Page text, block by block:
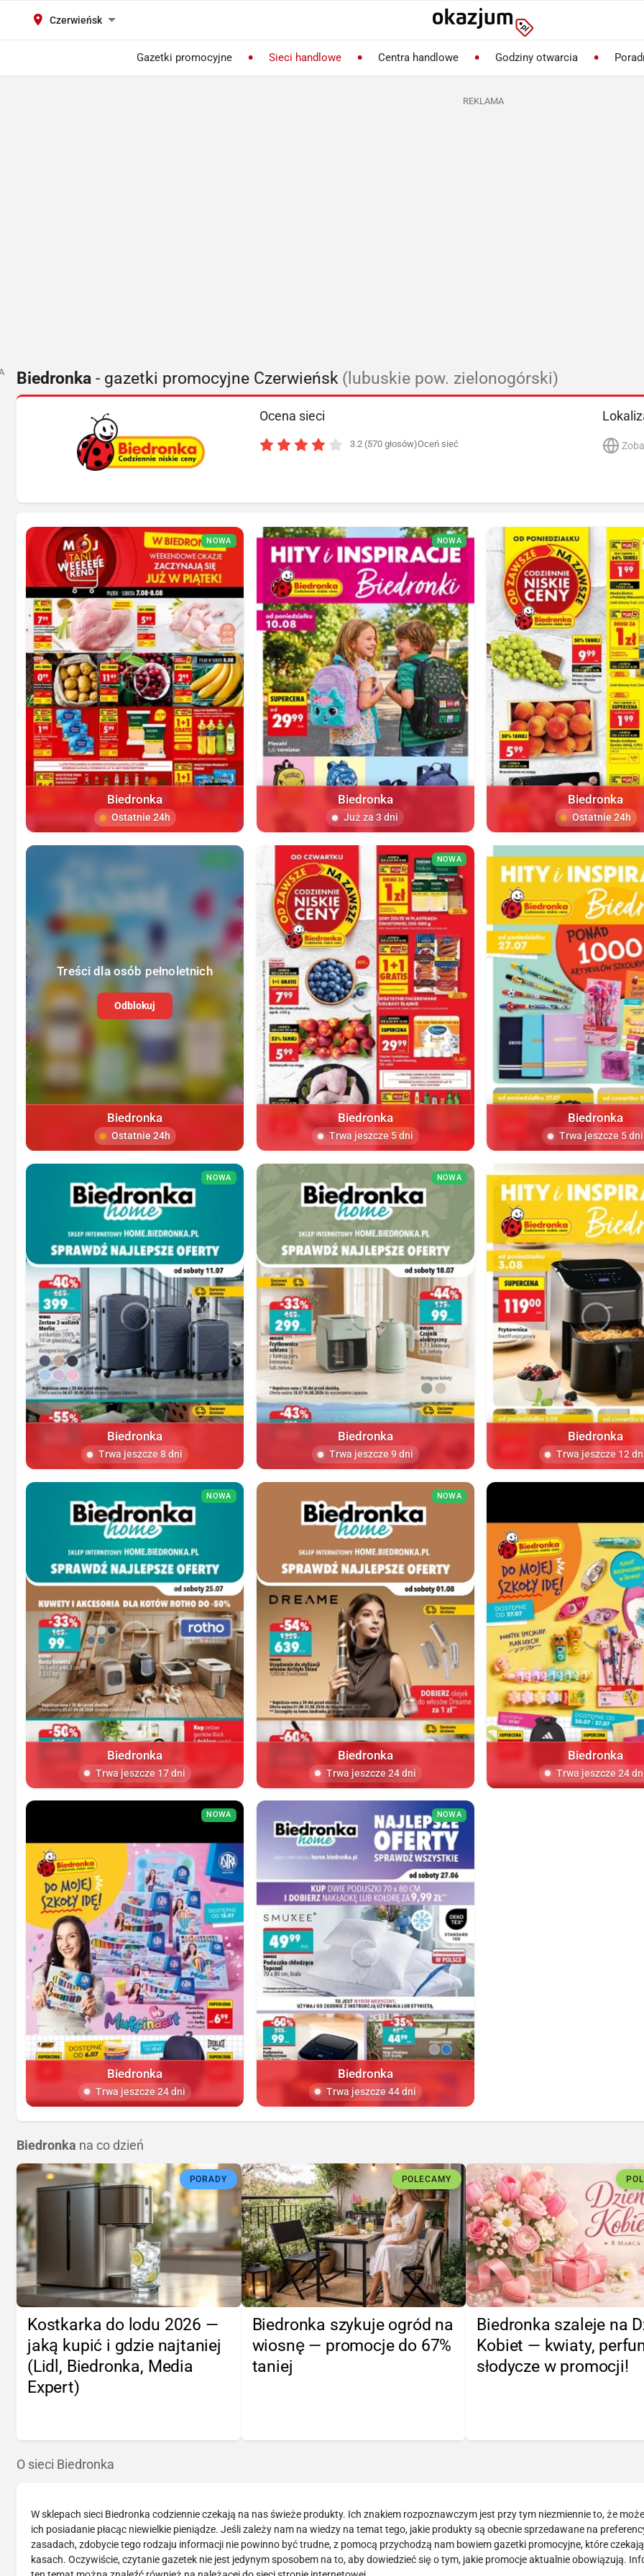
Czerwieńsk
Gazetki promocyjne Sieci handlowe Centra handlowe Godziny otwarcia
REKLAMA
Biedronka - gazetki promocyjne Czerwieńsk (lubuskie pow. zielonogórski)
Ocena sieci
3.2 (570 głosów)Oceń sieć
NOWA
Biedronka
Ostatnie 24h
NOWA
Biedronka
Już za 3 dni
Biedronka
Ostatnie 24h
Treści dla osób pełnoletnich
Odblokuj
Biedronka
Ostatnie 24h
NOWA
Biedronka
Trwa jeszcze 5 dni
Biedronka
Trwa jeszcze 5 dni
NOWA
Biedronka
Trwa jeszcze 8 dni
NOWA
Biedronka
Trwa jeszcze 9 dni
Biedronka
Trwa jeszcze 12
NOWA
Biedronka
Trwa jeszcze 17 dni
NOWA
Biedronka
Trwa jeszcze 24 dni
Biedronka
Trwa jeszcze 24
NOWA
Biedronka
Trwa jeszcze 24 dni
NOWA
Biedronka
Trwa jeszcze 44 dni
Biedronka na co dzień
PORADY
Kostkarka do lodu 2026 —
jaką kupić i gdzie najtaniej
(Lidl, Biedronka, Media
Expert)
POLECAMY
Biedronka szykuje ogród na
wiosnę — promocje do 67%
taniej
Biedronka szaleje na
Kobiet — kwiaty,
słodycze w promocji!
O sieci Biedronka
W sklepach sieci Biedronka codziennie czekają na nas świeże produkty. Ich znakiem rozpoznawczym jest przy tym niezmiennie to, że
ich posiadanie płacąc niewielkie pieniądze. Jeśli zależy nam na wiedzy na temat tego, jakie produkty są obecnie sprzedawane na
zasadach, zdobycie tego rodzaju informacji nie powinno być trudne, z pomocą przychodzą nam bowiem gazetki promocyjne, które
kasach. Oczywiście, czytanie gazetek nie jest jedynym sposobem na to, aby dowiedzieć się o tym, jakie promocje aktualnie obowiązują.